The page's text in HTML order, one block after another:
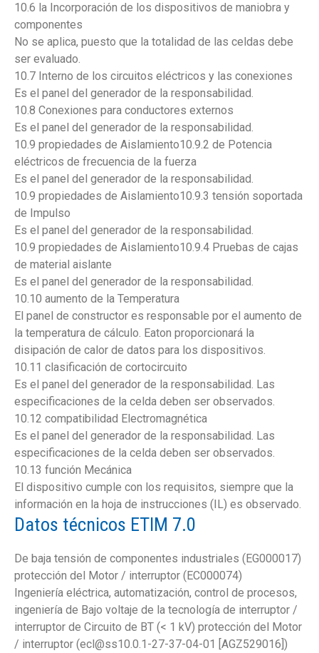
10.6 la Incorporación de los dispositivos de maniobra y
componentes
No se aplica, puesto que la totalidad de las celdas debe
ser evaluado.
10.7 Interno de los circuitos eléctricos y las conexiones
Es el panel del generador de la responsabilidad.
10.8 Conexiones para conductores externos
Es el panel del generador de la responsabilidad.
10.9 propiedades de Aislamiento10.9.2 de Potencia
eléctricos de frecuencia de la fuerza
Es el panel del generador de la responsabilidad.
10.9 propiedades de Aislamiento10.9.3 tensión soportada
de Impulso
Es el panel del generador de la responsabilidad.
10.9 propiedades de Aislamiento10.9.4 Pruebas de cajas
de material aislante
Es el panel del generador de la responsabilidad.
10.10 aumento de la Temperatura
El panel de constructor es responsable por el aumento de
la temperatura de cálculo. Eaton proporcionará la
disipación de calor de datos para los dispositivos.
10.11 clasificación de cortocircuito
Es el panel del generador de la responsabilidad. Las
especificaciones de la celda deben ser observados.
10.12 compatibilidad Electromagnética
Es el panel del generador de la responsabilidad. Las
especificaciones de la celda deben ser observados.
10.13 función Mecánica
El dispositivo cumple con los requisitos, siempre que la
información en la hoja de instrucciones (IL) es observado.
Datos técnicos ETIM 7.0
De baja tensión de componentes industriales (EG000017)
protección del Motor / interruptor (EC000074)
Ingeniería eléctrica, automatización, control de procesos,
ingeniería de Bajo voltaje de la tecnología de interruptor /
interruptor de Circuito de BT (< 1 kV) protección del Motor
/ interruptor (ecl@ss10.0.1-27-37-04-01 [AGZ529016])